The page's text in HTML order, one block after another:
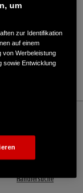
Händlersuche
um
zur Identifikation
auf einem
von Werbeleistung
sowie Entwicklung